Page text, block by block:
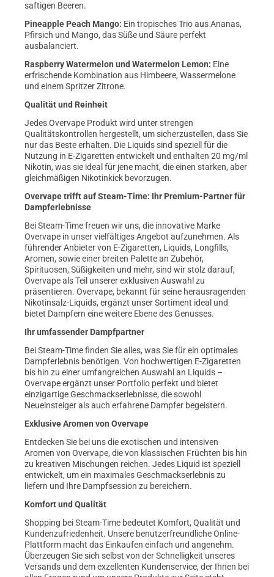
saftigen Beeren.
Pineapple Peach Mango: Ein tropisches Trio aus Ananas,
Pfirsich und Mango, das Süße und Säure perfekt
ausbalanciert.
Raspberry Watermelon und Watermelon Lemon: Eine
erfrischende Kombination aus Himbeere, Wassermelone
und einem Spritzer Zitrone.
Qualität und Reinheit
Jedes Overvape Produkt wird unter strengen
Qualitätskontrollen hergestellt, um sicherzustellen, dass Sie
nur das Beste erhalten. Die Liquids sind speziell für die
Nutzung in E-Zigaretten entwickelt und enthalten 20 mg/ml
Nikotin, was sie ideal für jene macht, die einen starken, aber
gleichmäßigen Nikotinkick bevorzugen.
Overvape trifft auf Steam-Time: Ihr Premium-Partner für
Dampferlebnisse
Bei Steam-Time freuen wir uns, die innovative Marke
Overvape in unser vielfältiges Angebot aufzunehmen. Als
führender Anbieter von E-Zigaretten, Liquids, Longfills,
Aromen, sowie einer breiten Palette an Zubehör,
Spirituosen, Süßigkeiten und mehr, sind wir stolz darauf,
Overvape als Teil unserer exklusiven Auswahl zu
präsentieren. Overvape, bekannt für seine herausragenden
Nikotinsalz-Liquids, ergänzt unser Sortiment ideal und
bietet Dampfern eine weitere Ebene des Genusses.
Ihr umfassender Dampfpartner
Bei Steam-Time finden Sie alles, was Sie für ein optimales
Dampferlebnis benötigen. Von hochwertigen E-Zigaretten
bis hin zu einer umfangreichen Auswahl an Liquids –
Overvape ergänzt unser Portfolio perfekt und bietet
einzigartige Geschmackserlebnisse, die sowohl
Neueinsteiger als auch erfahrene Dampfer begeistern.
Exklusive Aromen von Overvape
Entdecken Sie bei uns die exotischen und intensiven
Aromen von Overvape, die von klassischen Früchten bis hin
zu kreativen Mischungen reichen. Jedes Liquid ist speziell
entwickelt, um ein maximales Geschmackserlebnis zu
liefern und Ihre Dampfsession zu bereichern.
Komfort und Qualität
Shopping bei Steam-Time bedeutet Komfort, Qualität und
Kundenzufriedenheit. Unsere benutzerfreundliche Online-
Plattform macht das Einkaufen einfach und angenehm.
Überzeugen Sie sich selbst von der Schnelligkeit unseres
Versands und dem exzellenten Kundenservice, der Ihnen bei